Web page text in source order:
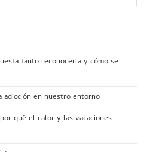
tanto reconocerla y cómo se
adicción en nuestro entorno
qué el calor y las vacaciones